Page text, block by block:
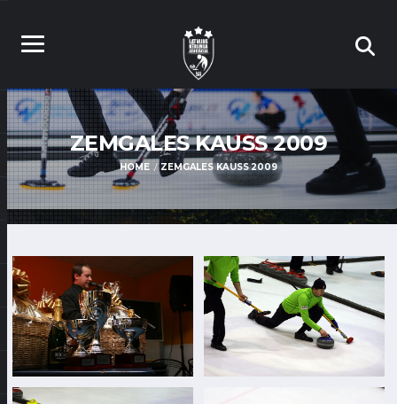
ZEMGALES KAUSS 2009
HOME ZEMGALES KAUSS 2009